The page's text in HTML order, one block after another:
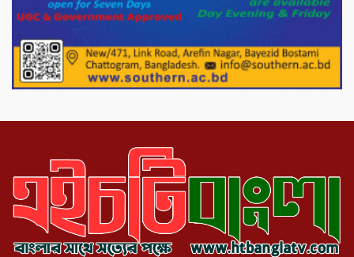
পাটগ্রামে চিকিৎসা সেবায় বীর মুক্তিযোদ্ধা দবির
উদ্দিন ফাউন্ডেশন
পাটগ্রামের দহগ্রাম ইউনিয়নের প্রধান সড়ক
ভেঙ্গে যোগাযোগ বিছিন্ন